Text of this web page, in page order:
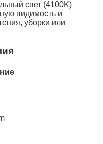
свет (4100K)
видимость и
уборки или